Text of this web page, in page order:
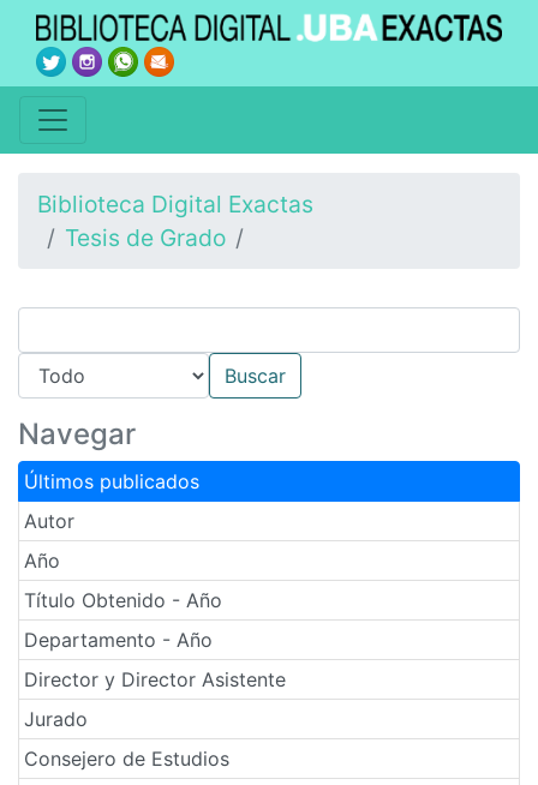
Biblioteca Digital Exactas
Tesis de Grado
Navegar
Últimos publicados
Autor
Año
Título Obtenido - Año
Departamento - Año
Director y Director Asistente
Jurado
Consejero de Estudios